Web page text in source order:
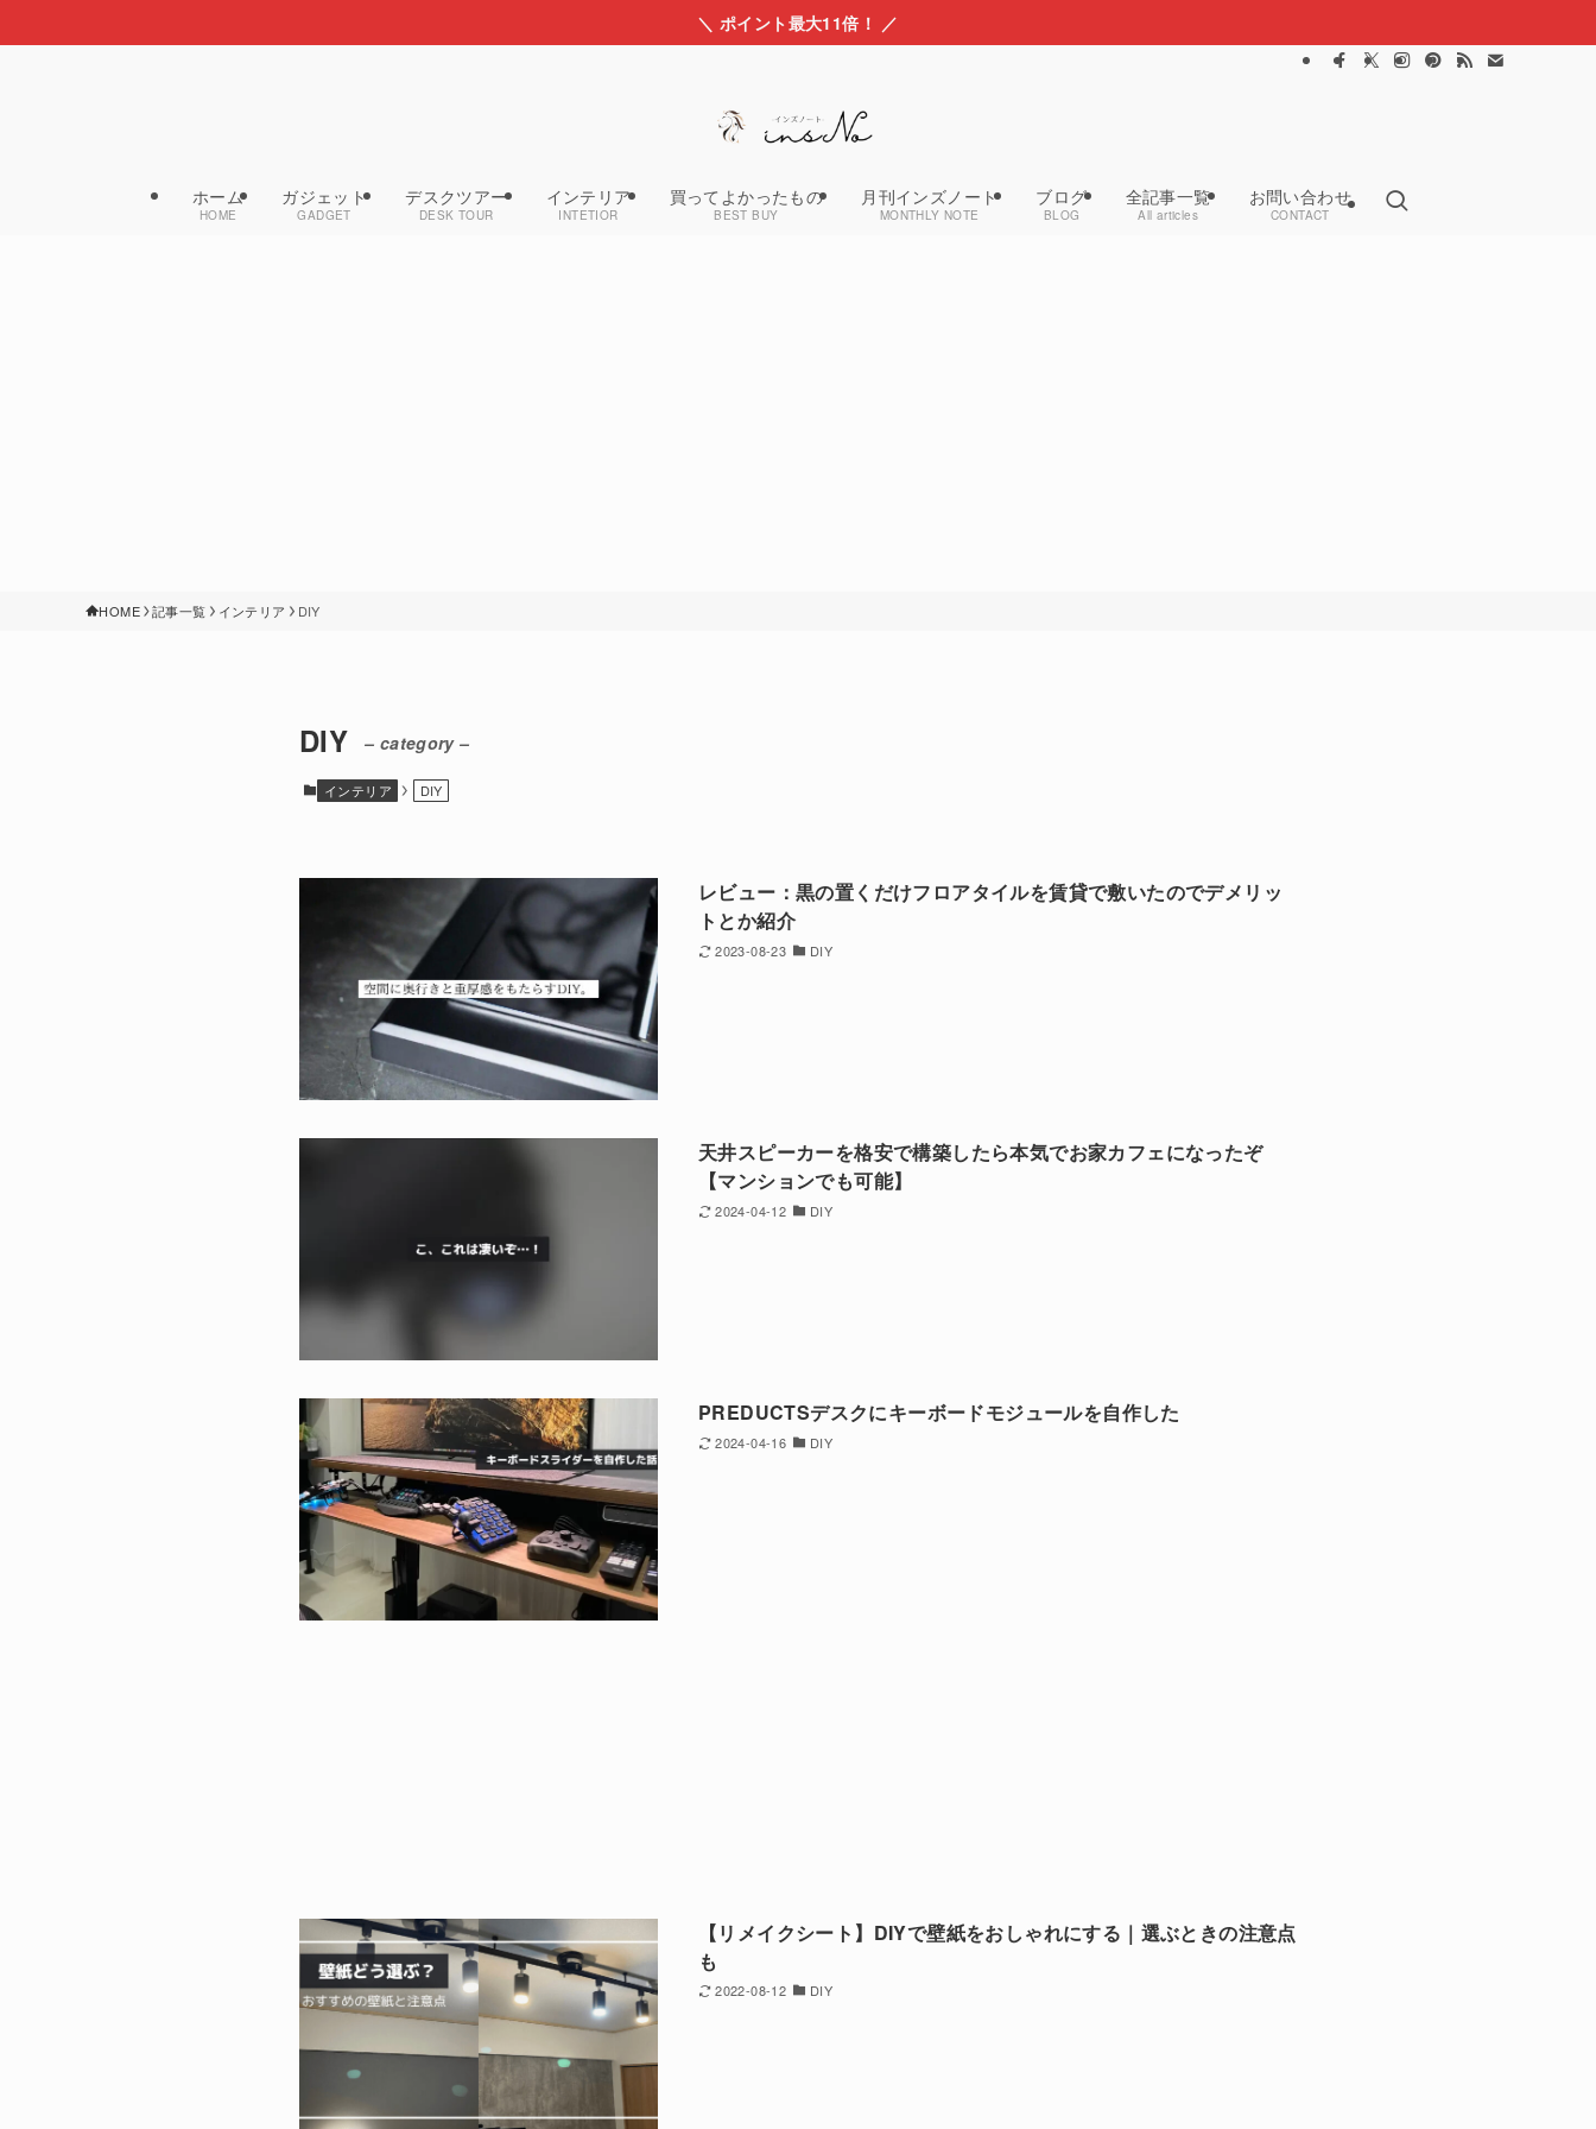
＼ ポイント最大11倍！ ／
ホーム
HOME
ガジェット
GADGET
デスクツアー
DESK TOUR
インテリア
INTETIOR
買ってよかったもの
BEST BUY
月刊インズノート
MONTHLY NOTE
ブログ
BLOG
全記事一覧
All articles
お問い合わせ
CONTACT
HOME 記事一覧 インテリア DIY
DIY – category –
インテリア DIY
レビュー：黒の置くだけフロアタイルを賃貸で敷いたのでデメリッ
トとか紹介
2023-08-23 DIY
天井スピーカーを格安で構築したら本気でお家カフェになったぞ
【マンションでも可能】
2024-04-12 DIY
PREDUCTSデスクにキーボードモジュールを自作した
2024-04-16 DIY
【リメイクシート】DIYで壁紙をおしゃれにする｜選ぶときの注意点
も
2022-08-12 DIY